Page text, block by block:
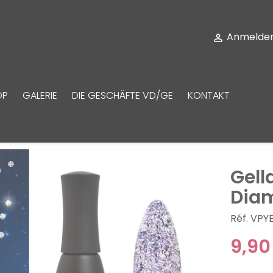

GALERIE DIE GESCHÄFTE VD/GE KONTAKT
Réf.
9,90